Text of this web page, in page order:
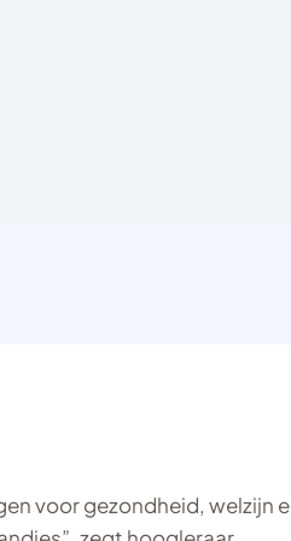
voor gezondheid, welzijn